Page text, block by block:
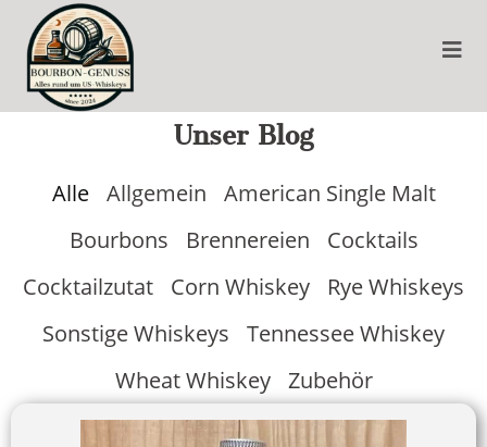
Unser Blog
Allgemein
American Single Malt
Bourbons
Brennereien
Cocktails
Cocktailzutat
Corn Whiskey
Rye Whiskeys
Sonstige Whiskeys
Tennessee Whiskey
Wheat Whiskey
Zubehör
Alle